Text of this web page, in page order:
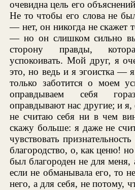
очевидна цель его
Не то чтобы его слова не
— нет, он никогда не скажет
— но он слишком сильно
сторону правды,
успокоивать. Мой друг, я
это, но ведь и я эгоистка —
только заботится о моем
оправдываем себя
оправдывают нас другие; и я,
не считаю себя ни в чем
скажу больше: я даже не
чувствовать
благородство, о, как ценю!
был благороден не для меня,
если не обманывала его, то
него, а для себя, не потому,